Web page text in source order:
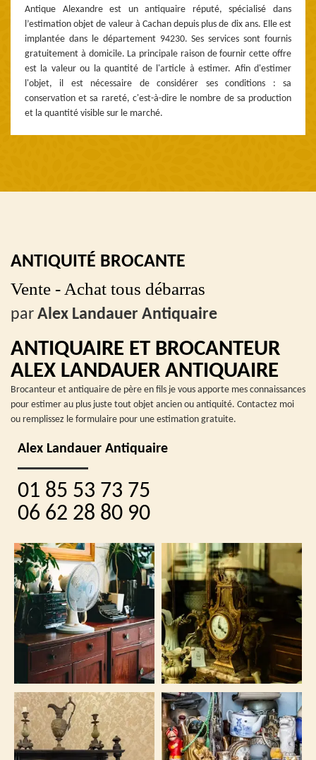
Antique Alexandre est un antiquaire réputé, spécialisé dans
l’estimation objet de valeur à Cachan depuis plus de dix ans. Elle est
implantée dans le département 94230. Ses services sont fournis
gratuitement à domicile. La principale raison de fournir cette offre
est la valeur ou la quantité de l'article à estimer. Afin d'estimer
l'objet, il est nécessaire de considérer ses conditions : sa
conservation et sa rareté, c'est-à-dire le nombre de sa production
et la quantité visible sur le marché.
ANTIQUITÉ BROCANTE
Vente - Achat tous débarras
par Alex Landauer Antiquaire
ANTIQUAIRE ET BROCANTEUR
ALEX LANDAUER ANTIQUAIRE
Brocanteur et antiquaire de père en fils je vous apporte mes connaissances
pour estimer au plus juste tout objet ancien ou antiquité. Contactez moi
ou remplissez le formulaire pour une estimation gratuite.
Alex Landauer Antiquaire
01 85 53 73 75
06 62 28 80 90